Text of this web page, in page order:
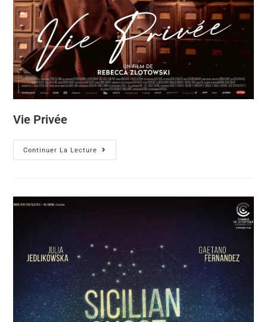
Vie Privée
Continuer La Lecture